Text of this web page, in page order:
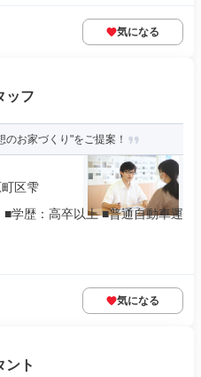
気になる
ッフ
お家づくり"をご提案！
区雫
学歴：高卒以上 ■普通自動車運
気になる
ント